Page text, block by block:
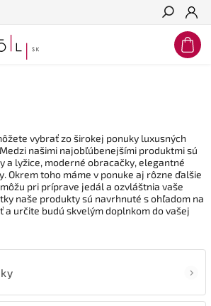
Hľadať
vybrať zo širokej ponuky luxusných
našimi najobľúbenejšími produktmi sú
a lyžice, moderné obracačky, elegantné
Okrem toho máme v ponuke aj rôzne ďalšie
pri príprave jedál a ozvláštnia vaše
naše produkty sú navrhnuté s ohľadom na
a určite budú skvelým doplnkom do vašej